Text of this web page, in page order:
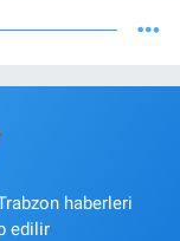
haberleri
edilir